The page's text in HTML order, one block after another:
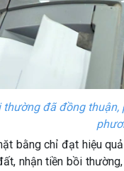
thường đã đồng thuận,
bằng chỉ đạt hiệu
nhận tiền bồi